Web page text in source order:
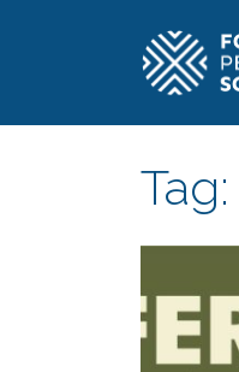
Tag: